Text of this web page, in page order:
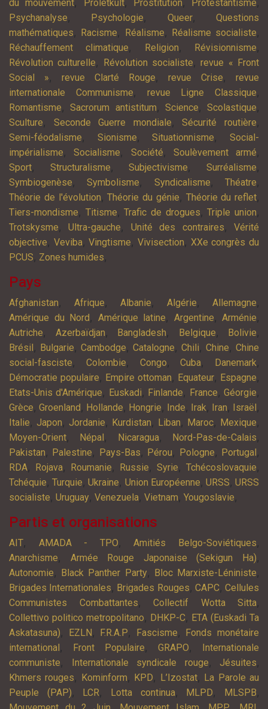
du mouvement, Proletkult, Prostitution, Protestantisme,
Psychanalyse, Psychologie, Queer,Questions
mathématiques, Racisme, Réalisme, Réalisme socialiste,
Réchauffement climatique, Religion, Révisionnisme,
Révolution culturelle, Révolution socialiste,revue « Front
Social », revue Clarté Rouge, revue Crise, revue
internationale Communisme, revue Ligne Classique,
Romantisme,Sacrorum antistitum, Science, Scolastique,
Sculture, Seconde Guerre mondiale,Sécurité routière,
Semi-féodalisme, Sionisme,Situationnisme,Social-
impérialisme,Socialisme, Société, Soulèvement armé,
Sport, Structuralisme,Subjectivisme,Surréalisme,
Symbiogenèse,Symbolisme, Syndicalisme,Théatre,
Théorie de l'évolution,Théorie du génie, Théorie du reflet,
Tiers-mondisme, Titisme,Trafic de drogues,Triple union,
Trotskysme,Ultra-gauche, Unité des contraires,Vérité
objective, Veviba,Vingtisme,Vivisection, XXe congrès du
PCUS, Zones humides,
Pays
Afghanistan, Afrique, Albanie, Algérie, Allemagne,
Amérique du Nord , Amérique latine, Argentine, Arménie,
Autriche, Azerbaïdjan, Bangladesh, Belgique, Bolivie,
Brésil , Bulgarie, Cambodge, Catalogne, Chili, Chine, Chine
social-fasciste, Colombie, Congo,Cuba, Danemark,
Démocratie populaire, Empire ottoman, Equateur, Espagne,
Etats-Unis d'Amérique, Euskadi, Finlande, France,Géorgie,
Grèce, Groenland , Hollande, Hongrie, Inde, Irak, Iran, Israël ,
Italie, Japon, Jordanie, Kurdistan, Liban, Maroc, Mexique,
Moyen-Orient, Népal , Nicaragua, Nord-Pas-de-Calais,
Pakistan, Palestine, Pays-Bas, Pérou, Pologne, Portugal ,
RDA, Rojava, Roumanie, Russie, Syrie, Tchécoslovaquie,
Tchéquie,Turquie,Ukraine, Union Européenne, URSS,URSS
socialiste, Uruguay, Venezuela, Vietnam, Yougoslavie,
Partis et organisations
AIT, AMADA - TPO,Amitiés Belgo-Soviétiques,
Anarchisme, Armée Rouge Japonaise (Sekigun Ha),
Autonomie, Black Panther Party, Bloc Marxiste-Léniniste,
Brigades Internationales, Brigades Rouges, CAPC,Cellules
Communistes Combattantes, Collectif Wotta Sitta,
Collettivo politico metropolitano, DHKP-C, ETA (Euskadi Ta
Askatasuna), EZLN , F.R.A.P, Fascisme,
Fonds monétaire
international , Front Populaire, GRAPO,
Internationale
communiste, Internationale syndicale rouge, Jésuites,
Khmers rouges, Kominform, KPD, L’Izostat, La Parole au
Peuple (PAP), LCR, Lotta continua, MLPD, MLSPB,